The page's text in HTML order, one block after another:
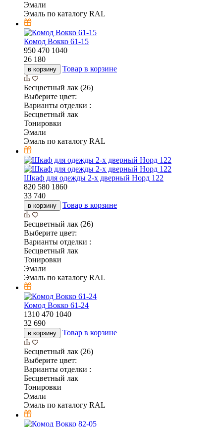
Эмали
Эмаль по каталогу RAL
Комод Вокко 61-15
950 470 1040
26 180
в корзину Товар в корзине
Бесцветный лак (26)
Выберите цвет:
Варианты отделки :
Бесцветный лак
Тонировки
Эмали
Эмаль по каталогу RAL
Шкаф для одежды 2-х дверный Норд 122
820 580 1860
33 740
в корзину Товар в корзине
Бесцветный лак (26)
Выберите цвет:
Варианты отделки :
Бесцветный лак
Тонировки
Эмали
Эмаль по каталогу RAL
Комод Вокко 61-24
1310 470 1040
32 690
в корзину Товар в корзине
Бесцветный лак (26)
Выберите цвет:
Варианты отделки :
Бесцветный лак
Тонировки
Эмали
Эмаль по каталогу RAL